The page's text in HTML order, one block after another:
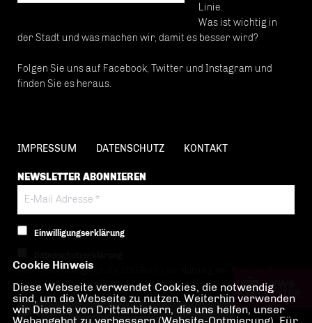
Linie.
Was ist wichtig in
der Stadt und was machen wir, damit es besser wird?
Folgen Sie uns auf Facebook, Twitter und Instagram und
finden Sie es heraus.
IMPRESSUM DATENSCHUTZ KONTAKT
NEWSLETTER ABONNIEREN
Einwilligungserklärung
Hiermit berechtige ich die CDU Berlin zur Nutzung der Daten im Sinn
der nachfolgenden Datenschutzerklärung.*
Anti-Roboter-Verifizierung
Cookie Hinweis
Diese Webseite verwendet Cookies, die notwendig
sind, um die Webseite zu nutzen. Weiterhin verwenden
wir Dienste von Drittanbietern, die uns helfen, unser